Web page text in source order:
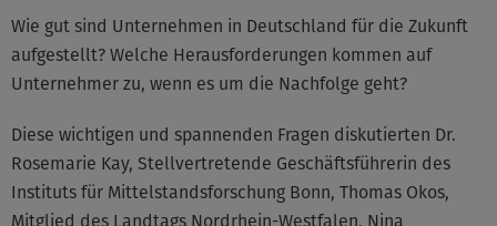
Wie gut sind Unternehmen in Deutschland für die Zukunft
aufgestellt? Welche Herausforderungen kommen auf
Unternehmer zu, wenn es um die Nachfolge geht?
Diese wichtigen und spannenden Fragen diskutierten Dr.
Rosemarie Kay, Stellvertretende Geschäftsführerin des
Instituts für Mittelstandsforschung Bonn, Thomas Okos,
Mitglied des Landtags Nordrhein-Westfalen, Nina